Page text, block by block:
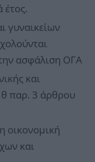
έτος.
γυναικείων
ασφάλιση ΟΓΑ
και
παρ. 3 άρθρου
οικονομική
και